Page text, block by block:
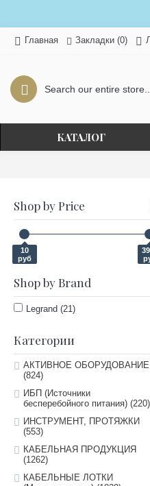
Главная Закладки (0)
КАТАЛОГ
Shop by Price
10
руб
Shop by Brand
Legrand (21)
Категории
АКТИВНОЕ ОБОРУДОВАНИЕ
(824)
ИБП (Источники
бесперебойного питания) (220)
ИНСТРУМЕНТ, ПРОТЯЖКИ
(553)
КАБЕЛЬНАЯ ПРОДУКЦИЯ
(1262)
КАБЕЛЬНЫЕ ЛОТКИ